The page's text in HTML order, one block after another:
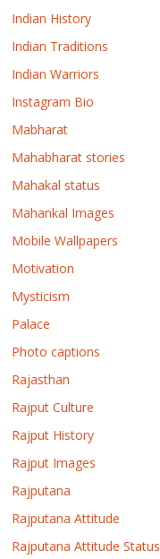
Indian History
Indian Traditions
Indian Warriors
Instagram Bio
Mabharat
Mahabharat stories
Mahakal status
Mahankal Images
Mobile Wallpapers
Motivation
Mysticism
Palace
Photo captions
Rajasthan
Rajput Culture
Rajput History
Rajput Images
Rajputana
Rajputana Attitude
Rajputana Attitude Status